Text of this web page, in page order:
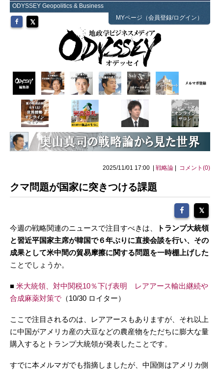
ODYSSEY Geopolitics & Business
MYページ（会員登録/ログイン）
2025/11/01 17:00 | 戦略論 | コメント(0)
クマ問題が国家に突きつける課題
今週の戦略関連のニュースで注目すべきは、
トランプ大統領
と習近平国家主席が韓国で６年ぶりに直接会談を行い、その
成果として米中間の貿易摩擦に関する問題を一時棚上げした
ことでしょうか。
■ 米大統領、対中関税10％下げ表明 レアアース輸出継続や
合成麻薬対策で （10/30 ロイター）
ここで注目されるのは、レアアースもありますが、それ以上
に中国がアメリカ産の大豆などの農産物をただちに膨大な量
購入するとトランプ大統領が発表したことです。
すでに本メルマガでも指摘しましたが、中国側はアメリカ側